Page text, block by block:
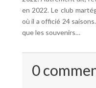
en 2022. Le club
où il a officié 24
que les souvenirs…
0